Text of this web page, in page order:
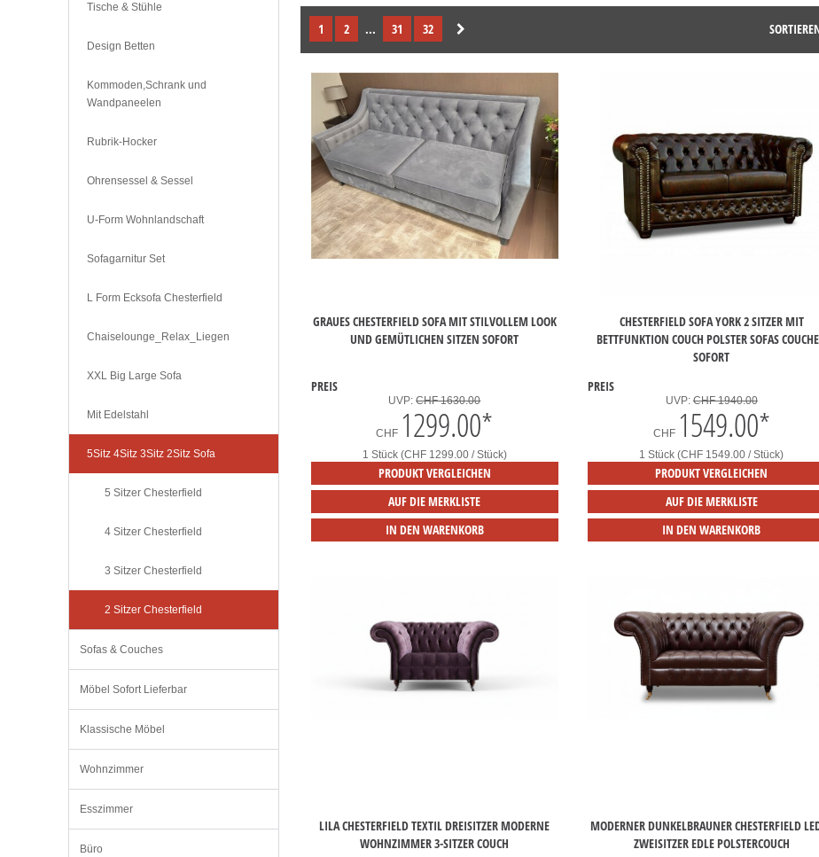
1 2 ... 31 32
GRAUES CHESTERFIELD SOFA MIT STILVOLLEM LOOK
UND GEMÜTLICHEN SITZEN SOFORT
PREIS
UVP:CHF 1630.00
CHF 1299.00*
1 Stück (CHF 1299.00 / Stück)
PRODUKT VERGLEICHEN
AUF DIE MERKLISTE
IN DEN WARENKORB
CHESTERFIELD SOFA YORK 2 SITZER MIT
BETTFUNKTION COUCH POLSTER SOFAS
SOFORT
PREIS
UVP:CHF 1940.00
CHF 1549.00*
1 Stück (CHF 1549.00 / Stück)
PRODUKT VERGLEICHEN
AUF DIE MERKLISTE
IN DEN WARENKORB
LILA CHESTERFIELD TEXTIL DREISITZER MODERNE
WOHNZIMMER 3-SITZER COUCH
MODERNER DUNKELBRAUNER CHESTERFIELD
ZWEISITZER EDLE POLSTERCOUCH
Tische & Stühle
Design Betten
Kommoden,Schrank und
Wandpaneelen
Rubrik-Hocker
Ohrensessel & Sessel
U-Form Wohnlandschaft
Sofagarnitur Set
L Form Ecksofa Chesterfield
Chaiselounge_Relax_Liegen
XXL Big Large Sofa
Mit Edelstahl
5Sitz 4Sitz 3Sitz 2Sitz Sofa
5 Sitzer Chesterfield
4 Sitzer Chesterfield
3 Sitzer Chesterfield
2 Sitzer Chesterfield
Sofas & Couches
Möbel Sofort Lieferbar
Klassische Möbel
Wohnzimmer
Esszimmer
Büro